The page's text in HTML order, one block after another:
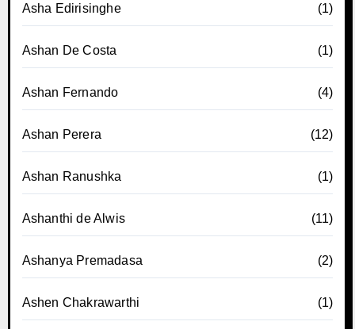
Asha Edirisinghe (1)
Ashan De Costa (1)
Ashan Fernando (4)
Ashan Perera (12)
Ashan Ranushka (1)
Ashanthi de Alwis (11)
Ashanya Premadasa (2)
Ashen Chakrawarthi (1)